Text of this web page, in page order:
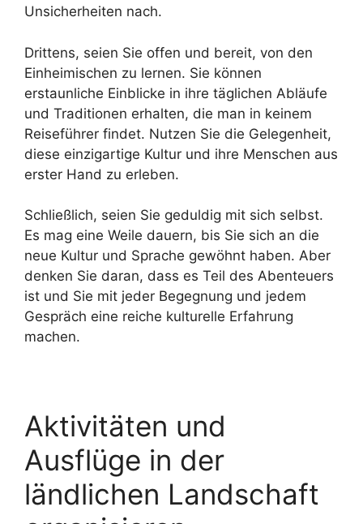
Unsicherheiten nach.
Drittens, seien Sie offen und bereit, von den
Einheimischen zu lernen. Sie können
erstaunliche Einblicke in ihre täglichen Abläufe
und Traditionen erhalten, die man in keinem
Reiseführer findet. Nutzen Sie die Gelegenheit,
diese einzigartige Kultur und ihre Menschen aus
erster Hand zu erleben.
Schließlich, seien Sie geduldig mit sich selbst.
Es mag eine Weile dauern, bis Sie sich an die
neue Kultur und Sprache gewöhnt haben. Aber
denken Sie daran, dass es Teil des Abenteuers
ist und Sie mit jeder Begegnung und jedem
Gespräch eine reiche kulturelle Erfahrung
machen.
Aktivitäten und
Ausflüge in der
ländlichen Landschaft